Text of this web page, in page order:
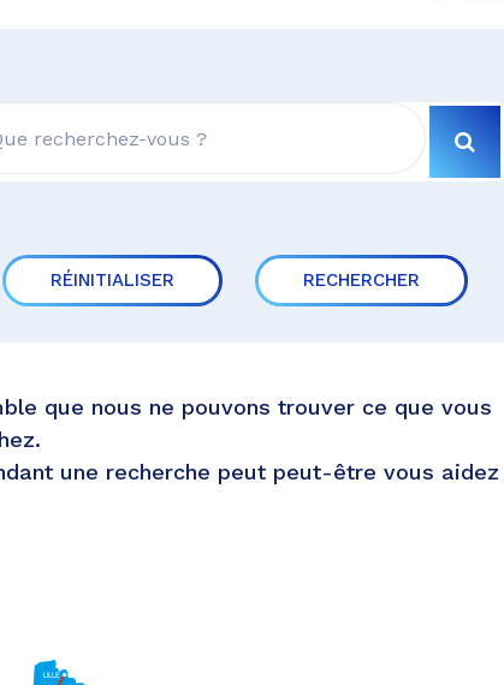
RÉINITIALISER RECHERCHER
que nous ne pouvons trouver ce que vous
une recherche peut peut-être vous aidez